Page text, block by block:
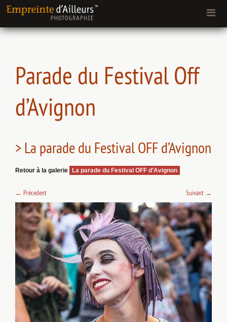
Parade du Festival Off
d’Avignon
> La parade du Festival OFF d’Avignon
Retour à la galerie La parade du Festival OFF d’Avignon
← Précedent Suivant →